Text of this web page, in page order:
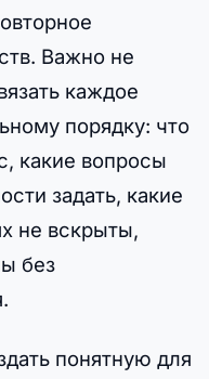
Важно не
каждое
порядку: что
какие вопросы
задать, какие
не вскрыты,
без
понятную для